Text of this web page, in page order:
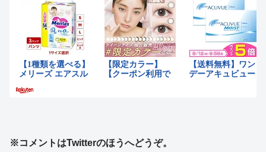
※コメントはTwitterのほうへどうぞ。